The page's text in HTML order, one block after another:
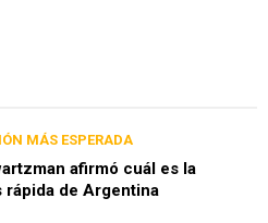
MÁS ESPERADA
afirmó cuál es la
rápida de Argentina